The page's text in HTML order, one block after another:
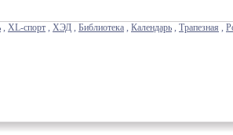
, XL-спорт , ХЭД , Библиотека , Календарь , Трапезная ,